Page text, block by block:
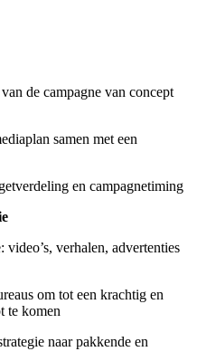
de campagne van concept
samen met een
en campagnetiming
verhalen, advertenties
om tot een krachtig en
te komen
naar pakkende en